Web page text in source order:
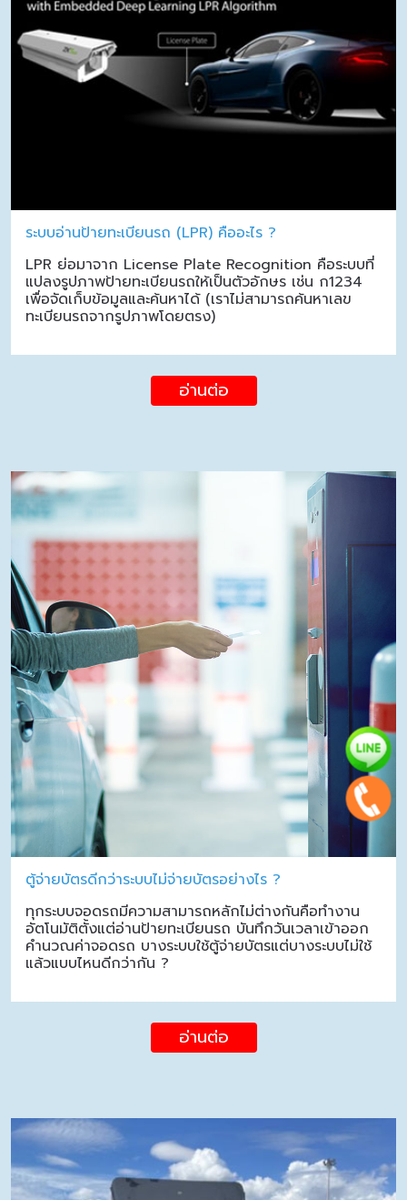
ระบบอ่านป้ายทะเบียนรถ (LPR) คืออะไร ?
LPR ย่อมาจาก License Plate Recognition คือระบบที่
แปลงรูปภาพป้ายทะเบียนรถให้เป็นตัวอักษร เช่น ก1234
เพื่อจัดเก็บข้อมูลและค้นหาได้ (เราไม่สามารถค้นหาเลข
ทะเบียนรถจากรูปภาพโดยตรง)
อ่านต่อ
ตู้จ่ายบัตรดีกว่าระบบไม่จ่ายบัตรอย่างไร ?
ทุกระบบจอดรถมีความสามารถหลักไม่ต่างกันคือทำงาน
อัตโนมัติตั้งแต่อ่านป้ายทะเบียนรถ บันทึกวันเวลาเข้าออก
คำนวณค่าจอดรถ บางระบบใช้ตู้จ่ายบัตรแต่บางระบบไม่ใช้
แล้วแบบไหนดีกว่ากัน ?
อ่านต่อ